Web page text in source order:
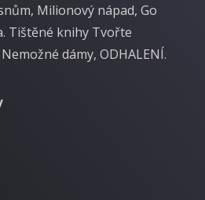
Milionový nápad, Go
Tištěné knihy Tvořte
dámy, ODHALENÍ.